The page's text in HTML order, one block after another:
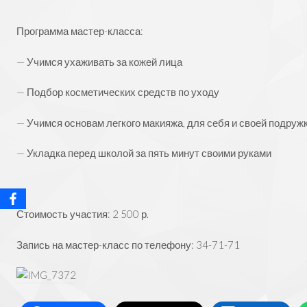
Программа мастер-класса:
— Учимся ухаживать за кожей лица
— Подбор косметических средств по уходу
— Учимся основам легкого макияжа, для себя и своей
— Укладка перед школой за пять минут своими руками
Стоимость участия: 2 500 р.
Запись на мастер-класс по телефону: 34-71-71